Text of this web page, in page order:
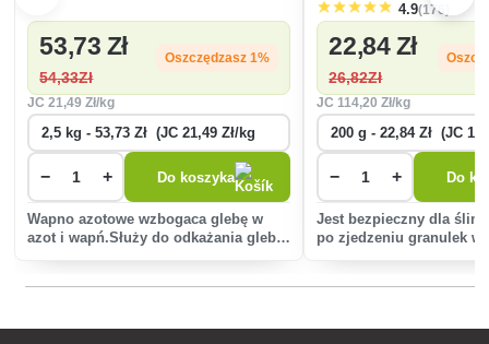
53,73 Zł
54,33Zł
Oszczędzasz 1%
JC21,49 Zł/kg
− + Do koszyka
Wapno azotowe wzbogaca glebę w
azot i wapń.Służy do odkażania gleby,
4.9(176)
22,84 Zł
26,82Zł
JC114,20 Zł/kg
− + Do
Jest bezpieczny dla
po zjedzeniu granulek